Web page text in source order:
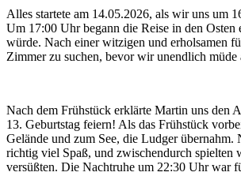
Alles startete am 14.05.2026, als wir uns um
Um 17:00 Uhr begann die Reise in den
würde. Nach einer witzigen und erholsamen
Zimmer zu suchen, bevor wir unendlich
Nach dem Frühstück erklärte Martin uns den
13. Geburtstag feiern! Als das Frühstück
Gelände und zum See, die Ludger übernahm.
richtig viel Spaß, und zwischendurch spielten
versüßten. Die Nachtruhe um 22:30 Uhr war